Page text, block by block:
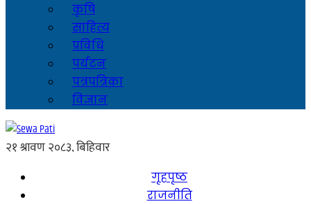
कृषि
साहित्य
प्रविधि
पर्यटन
पत्रपत्रिका
विज्ञान
गृहपृष्ठ
राजनीति